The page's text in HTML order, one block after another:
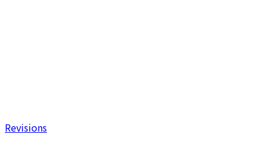
Revisions